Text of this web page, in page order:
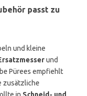
passt zu
und kleine
und
Pürees empfiehlt
zusätzliche